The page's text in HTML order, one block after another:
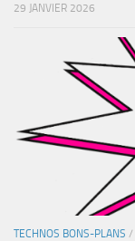
29 JANVIER 2026
TECHNOS BONS-PLANS /